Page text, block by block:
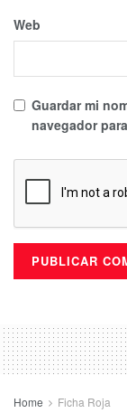
Web
Guardar mi
navegador
Home Ficha Roja